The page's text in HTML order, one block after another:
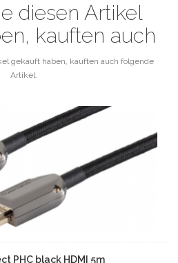
diesen Artikel
kauften auch
gekauft haben, kauften auch folgende
Artikel.
PHC black HDMI 5m